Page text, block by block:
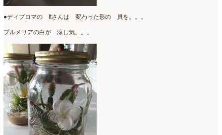
●ディプロマの Itさんは 変わった形の 貝を。。。
プルメリアの白が 涼し気。。。